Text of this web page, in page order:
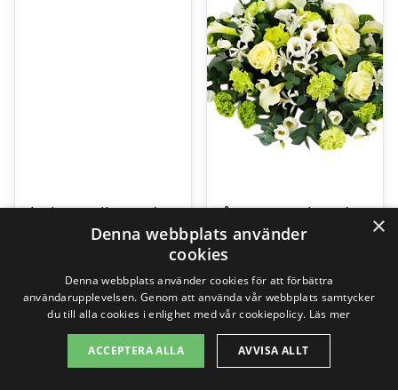
Floristens liggande bukett
499,00kr
Gå till butik
Låg Begravningsdekoration
1295,00
Gå till butik
×
Denna webbplats använder
cookies
Denna webbplats använder cookies för att förbättra
användarupplevelsen. Genom att använda vår webbplats samtycker
du till alla cookies i enlighet med vår cookiepolicy. Läs mer
ACCEPTERA ALLA AVVISA ALLT